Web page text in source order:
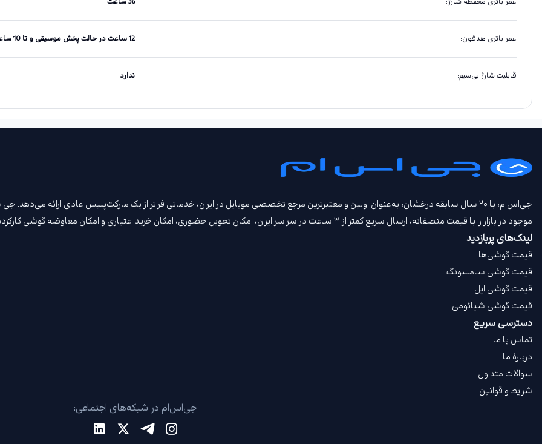
عمر باتری هدفون: 12 ساعت در حالت پخش موسیقی و تا 10 ساعت در حالت مکالمه
قابلیت شارژ بی‌سیم: ندارد
جی‌اس‌ام، با ۲۰ سال سابقه درخشان، به‌عنوان اولین و معتبرترین مرجع تخصصی موبایل در ایران، خدماتی فراتر از یک مارکت‌پلیس عادی ارائه
موجود در بازار را با قیمت‌ منصفانه، ارسال سریع کمتر از ۳ ساعت در سراسر ایران، امکان تحویل حضوری، امکان خرید اعتباری و امکان معاوضه گوشی کارکرده و بیمه جی‌اس‌ام‌ پلاس عرضه می‌کند.
لینک‌های پربازدید
قیمت گوشی‌ها
قیمت گوشی سامسونگ
قیمت گوشی اپل
قیمت گوشی شیائومی
دسترسی سریع
تماس با ما
دربارهٔ ما
سوالات متداول
شرایط و قوانین
جی‌اس‌ام در شبکه‌های اجتماعی: